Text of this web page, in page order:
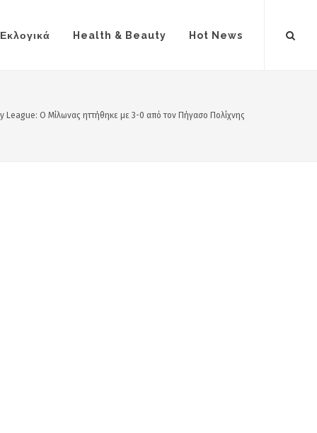
Εκλογικά Health & Beauty Hot News
League: Ο Μίλωνας ηττήθηκε με 3-0 από τον Πήγασο Πολίχνης